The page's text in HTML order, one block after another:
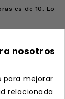
es de 10. Lo
en Google
nosotros
para mejorar
relacionada